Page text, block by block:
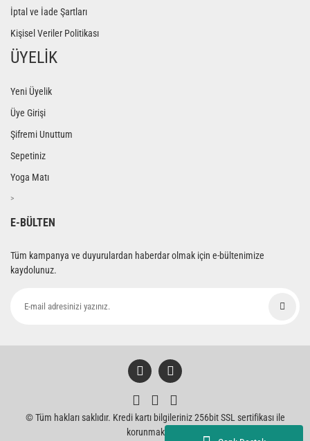
İptal ve İade Şartları
Kişisel Veriler Politikası
ÜYELİK
Yeni Üyelik
Üye Girişi
Şifremi Unuttum
Sepetiniz
Yoga Matı
>
E-BÜLTEN
Tüm kampanya ve duyurulardan haberdar olmak için e-bültenimize
kaydolunuz.
© Tüm hakları saklıdır. Kredi kartı bilgileriniz 256bit SSL sertifikası ile
korunmaktadır.